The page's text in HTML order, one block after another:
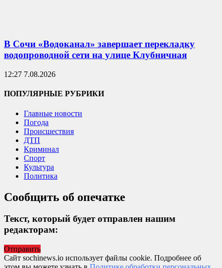
В Сочи «Водоканал» завершает перекладку
водопроводной сети на улице Клубничная
12:27 7.08.2026
ПОПУЛЯРНЫЕ РУБРИКИ
Главные новости
Погода
Происшествия
ДТП
Криминал
Спорт
Культура
Политика
Сообщить об опечатке
Текст, который будет отправлен нашим
редакторам:
Отправить
Сайт sochinews.io использует файлы cookie. Подробнее об